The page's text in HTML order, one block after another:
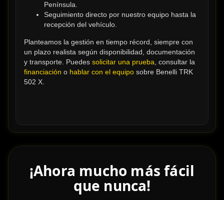
Península.
Seguimiento directo por nuestro equipo hasta la
recepción del vehículo.
Planteamos la gestión en tiempo récord, siempre con
un plazo realista según disponibilidad, documentación
y transporte. Puedes solicitar una prueba
financiación o hablar con el equipo sobre Benelli TRK
502 X.
¡Ahora mucho más fácil
que nunca!